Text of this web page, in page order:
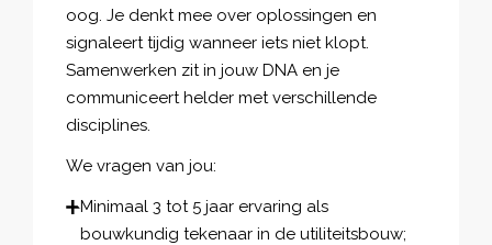
oog. Je denkt mee over oplossingen en
signaleert tijdig wanneer iets niet klopt.
Samenwerken zit in jouw DNA en je
communiceert helder met verschillende
disciplines.
We vragen van jou:
Minimaal 3 tot 5 jaar ervaring als
bouwkundig tekenaar in de utiliteitsbouw;